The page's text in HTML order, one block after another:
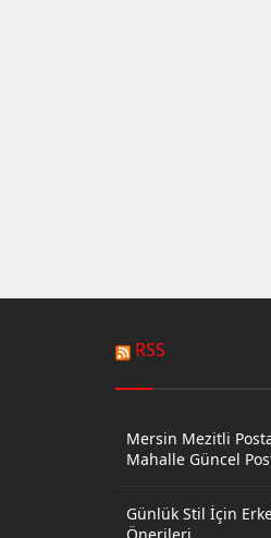
RSS
Mersin Mezitli
Mahalle Güncel
Günlük Stil İçin